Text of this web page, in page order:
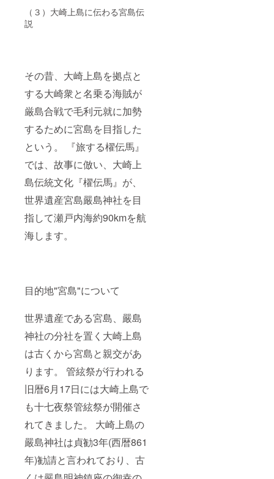
（３）大崎上島に伝わる宮島伝
説
その昔、大崎上島を拠点と
する大崎衆と名乗る海賊が
厳島合戦で毛利元就に加勢
するために宮島を目指した
という。 『旅する櫂伝馬』
では、故事に倣い、大崎上
島伝統文化『櫂伝馬』が、
世界遺産宮島嚴島神社を目
指して瀬戸内海約90kmを航
海します。
目的地"宮島"について
世界遺産である宮島、嚴島
神社の分社を置く大崎上島
は古くから宮島と親交があ
ります。 管絃祭が行われる
旧暦6月17日には大崎上島で
も十七夜祭管絃祭が開催さ
れてきました。 大崎上島の
嚴島神社は貞勧3年(西暦861
年)勧請と言われており、古